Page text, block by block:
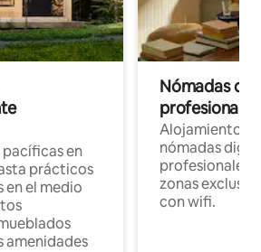
pacíficas en
prácticos
el medio
amenidades
Nómadas
Alojamientos
nómadas
profesionales
zonas
con wifi.